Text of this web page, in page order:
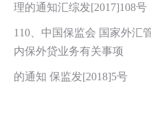
理的通知汇综发[2017]108号
110、中国保监会 国家外汇
内保外贷业务有关事项
的通知 保监发[2018]5号